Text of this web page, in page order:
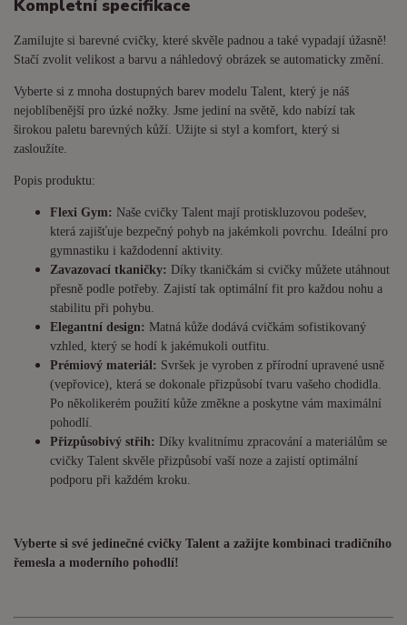
Kompletní specifikace
Zamilujte si barevné cvičky, které skvěle padnou a také vypadají úžasně!
Stačí zvolit velikost a barvu a náhledový obrázek se automaticky změní.
Vyberte si z mnoha dostupných barev modelu Talent, který je náš
nejoblíbenější pro úzké nožky. Jsme jediní na světě, kdo nabízí tak
širokou paletu barevných kůží. Užijte si styl a komfort, který si
zasloužíte.
Popis produktu:
Flexi Gym: Naše cvičky Talent mají protiskluzovou podešev,
která zajišťuje bezpečný pohyb na jakémkoli povrchu. Ideální pro
gymnastiku i každodenní aktivity.
Zavazovací tkaničky: Díky tkaničkám si cvičky můžete utáhnout
přesně podle potřeby. Zajistí tak optimální fit pro každou nohu a
stabilitu při pohybu.
Elegantní design: Matná kůže dodává cvičkám sofistikovaný
vzhled, který se hodí k jakémukoli outfitu.
Prémiový materiál: Svršek je vyroben z přírodní upravené usně
(vepřovice), která se dokonale přizpůsobí tvaru vašeho chodidla.
Po několikerém použití kůže změkne a poskytne vám maximální
pohodlí.
Přizpůsobivý střih: Díky kvalitnímu zpracování a materiálům se
cvičky Talent skvěle přizpůsobí vaší noze a zajistí optimální
podporu při každém kroku.
Vyberte si své jedinečné cvičky Talent a zažijte kombinaci tradičního
řemesla a moderního pohodlí!